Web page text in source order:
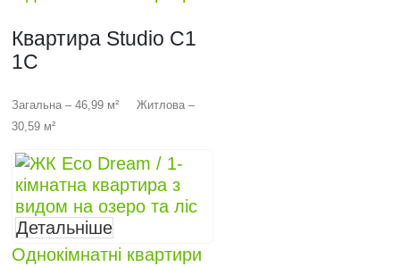
Квартира Studio C1
1C
Загальна – 46,99 м² Житлова –
30,59 м²
Детальніше
Однокімнатні квартири